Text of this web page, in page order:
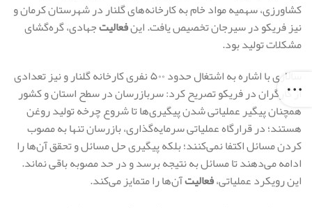
کشاورزی، سهمیه مواد خام به کارخانه‌های گلنار در شهرستان کرمان و
نیز فریکو در سیرجان تخصیص یافت. اینفعالیتجهادی، گره‌گشای
مشکلات تولید بود.
سالاری با اشاره به اشتغال حدود ۵۰۰ نفری کارخانه گلنار و نیز تعدادی
از کارگران در فریکو تصریح کرد: سربازرسان در سطح استان و کشور
همچنان پیگیر عملیاتی شدن پیگیری‌ها تا شروع چرخه تولید روغن
هستند؛ در قرارگاه عملیاتی سرمایه‌گذاری، بازرسان تنها به مصوب
کردن مسائل اکتفا نمی‌کنند؛ بلکه پیگیری حل مسائل و تحقق آن‌ها را
ادامه می‌دهند تا مسائل به نتیجه برسد و در حد مصوبه باقی نماند.
این رویکرد عملیاتی،فعالیتآن‌ها را متمایز می‌کند.